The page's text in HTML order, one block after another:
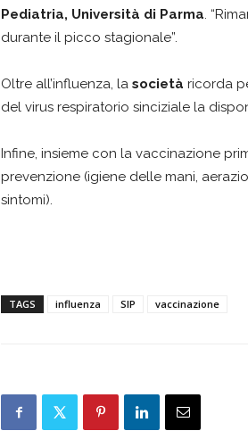
Pediatria, Università di Parma.
durante il picco stagionale”.
Oltre all’influenza, la società ricorda
del virus respiratorio sinciziale la
Infine, insieme con la vaccinazione
prevenzione (igiene delle mani,
sintomi).
TAGS influenza SIP vaccinazione